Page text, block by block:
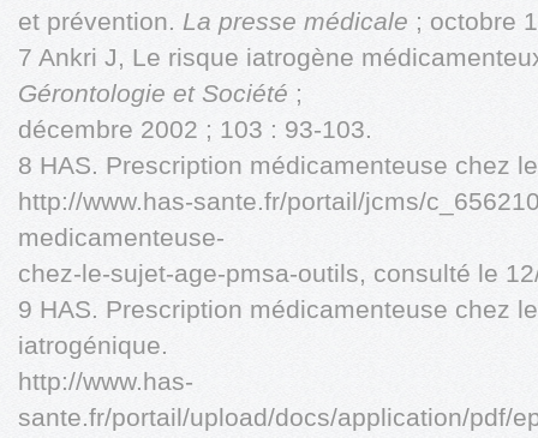
et prévention. La presse médicale ; octobre
7 Ankri J, Le risque iatrogène
Gérontologie et Société ;
décembre 2002 ; 103 : 93-103.
8 HAS. Prescription médicamenteuse chez
http://www.has-sante.fr/portail/jcms/
medicamenteuse-
chez-le-sujet-age-pmsa-outils, consulté le
9 HAS. Prescription médicamenteuse chez
iatrogénique.
http://www.has-
sante.fr/portail/upload/docs/application/pdf/